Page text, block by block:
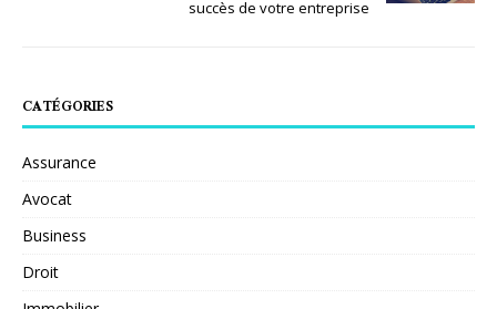
succès de votre entreprise
CATÉGORIES
Assurance
Avocat
Business
Droit